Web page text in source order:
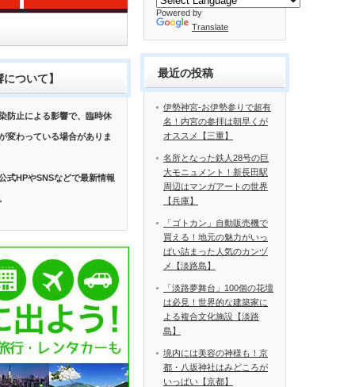
ついて】
防止による影響で、臨時休
変わっている場合がありま
式HPやSNSなどで最新情報
Powered by
Translate
最近の投稿
伊勢神宮-お伊勢参りで超有
名！内宮の参拝は朝早くが
オススメ【三重】
名所となった鉄人28号の巨
大モニュメント！新長田駅
周辺はマンガアートの世界
【兵庫】
「ゴトカン」自動販売機で
買える！地元の魅力がいっ
ぱい詰まった人気のカンヅ
メ【淡路島】
「淡路夢舞台」100個の花壇
は必見！世界的な建築家に
よる複合文化施設【淡路
島】
境内には美容の神様も！京
都・八坂神社はみどころが
いっぱい【京都】